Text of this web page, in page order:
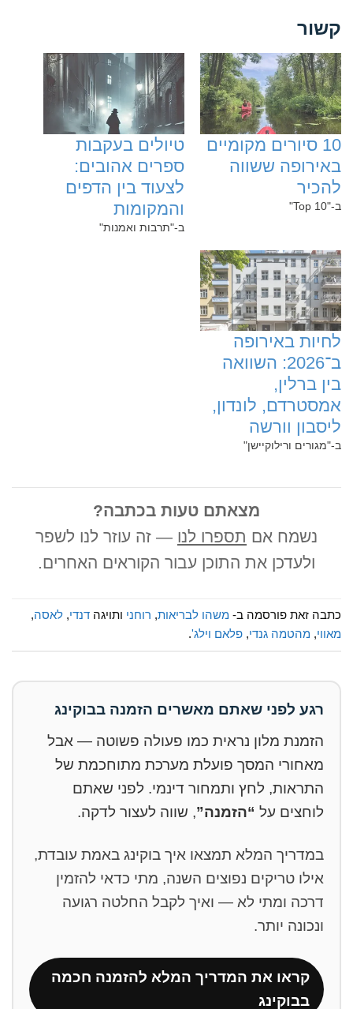
קשור
‏10‏ סיורים מקומיים
באירופה ששווה
להכיר
ב-"Top 10"
‏טיולים בעקבות
ספרים אהובים:
לצעוד בין הדפים
והמקומות
ב-"תרבות ואמנות"
‏לחיות באירופה
ב־2026: השוואה
בין ברלין,
אמסטרדם, לונדון,
ליסבון וורשה
ב-"מגורים ורילוקיישן"
מצאתם טעות בכתבה?
נשמח אם תספרו לנו — זה עוזר לנו לשפר
ולעדכן את התוכן עבור הקוראים האחרים.
כתבה זאת פורסמה ב- משהו לבריאות, רוחני ותויגה דנדי, לאסה,
מאווי, מהטמה גנדי, פלאם וילג'.
רגע לפני שאתם מאשרים הזמנה בבוקינג
הזמנת מלון נראית כמו פעולה פשוטה — אבל
מאחורי המסך פועלת מערכת מתוחכמת של
התראות, לחץ ותמחור דינמי. לפני שאתם
לוחצים על “הזמנה”, שווה לעצור לדקה.
במדריך המלא תמצאו איך בוקינג באמת עובדת,
אילו טריקים נפוצים השנה, מתי כדאי להזמין
דרכה ומתי לא — ואיך לקבל החלטה רגועה
ונכונה יותר.
קראו את המדריך המלא להזמנה חכמה
בבוקינג